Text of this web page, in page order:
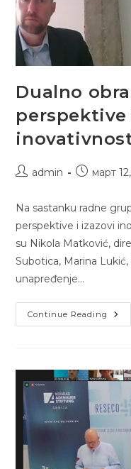
Dualno
perspektive
Postadmin
Postмарт
Na sastanku radne
perspektive i izazovi
su Nikola Matković,
Subotica, Marina
unapređenje…
Continue Reading
U